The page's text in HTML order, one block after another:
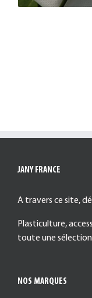
JANY FRANCE
A travers ce site,
Plasticulture,
toute une
NOS MARQUES